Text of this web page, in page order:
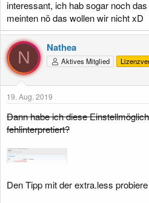
interessant, ich hab sogar noch
meinten nö das wollen wir nicht xD
N
Nathea
Aktives Mitglied
19. Aug. 2019
Dann habe ich diese
fehlinterpretiert?
Den Tipp mit der extra.less